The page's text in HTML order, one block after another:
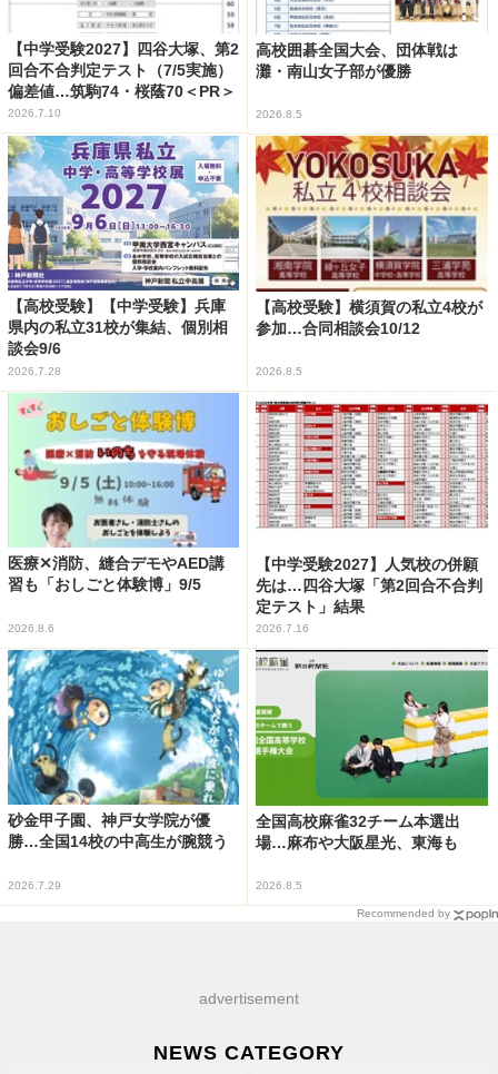
【中学受験2027】四谷大塚、第2
回合不合判定テスト（7/5実施）
偏差値…筑駒74・桜蔭70＜PR＞
2026.7.10
高校囲碁全国大会、団体戦は
灘・南山女子部が優勝
2026.8.5
【高校受験】【中学受験】兵庫
県内の私立31校が集結、個別相
談会9/6
2026.7.28
【高校受験】横須賀の私立4校が
参加…合同相談会10/12
2026.8.5
医療✕消防、縫合デモやAED講
習も「おしごと体験博」9/5
2026.8.6
【中学受験2027】人気校の併願
先は…四谷大塚「第2回合不合判
定テスト」結果
2026.7.16
砂金甲子園、神戸女学院が優
勝…全国14校の中高生が腕競う
2026.7.29
全国高校麻雀32チーム本選出
場…麻布や大阪星光、東海も
2026.8.5
Recommended by
advertisement
NEWS CATEGORY